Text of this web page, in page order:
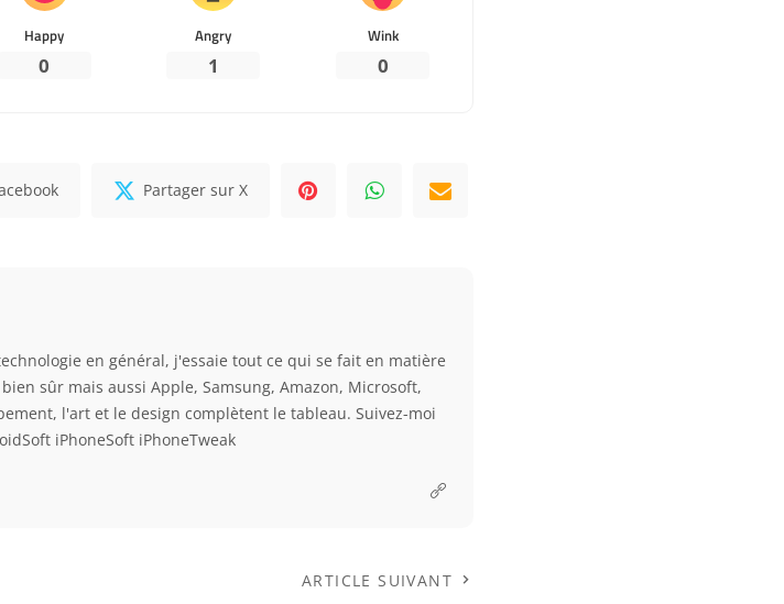
Happy
0
Angry
1
Wink
0
Partager sur X
en général, j'essaie tout ce qui se fait en matière
sûr mais aussi Apple, Samsung, Amazon, Microsoft,
l'art et le design complètent le tableau. Suivez-moi
iPhoneSoft iPhoneTweak
ARTICLE SUIVANT